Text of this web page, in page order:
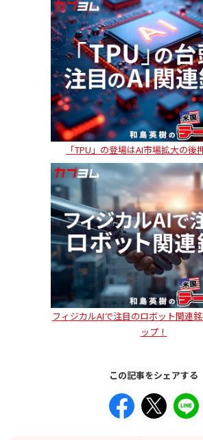
「TPU」の登場はAI市場拡大の後
フィジカルAIで注目のロボット関連
ップ！
この記事をシェアする